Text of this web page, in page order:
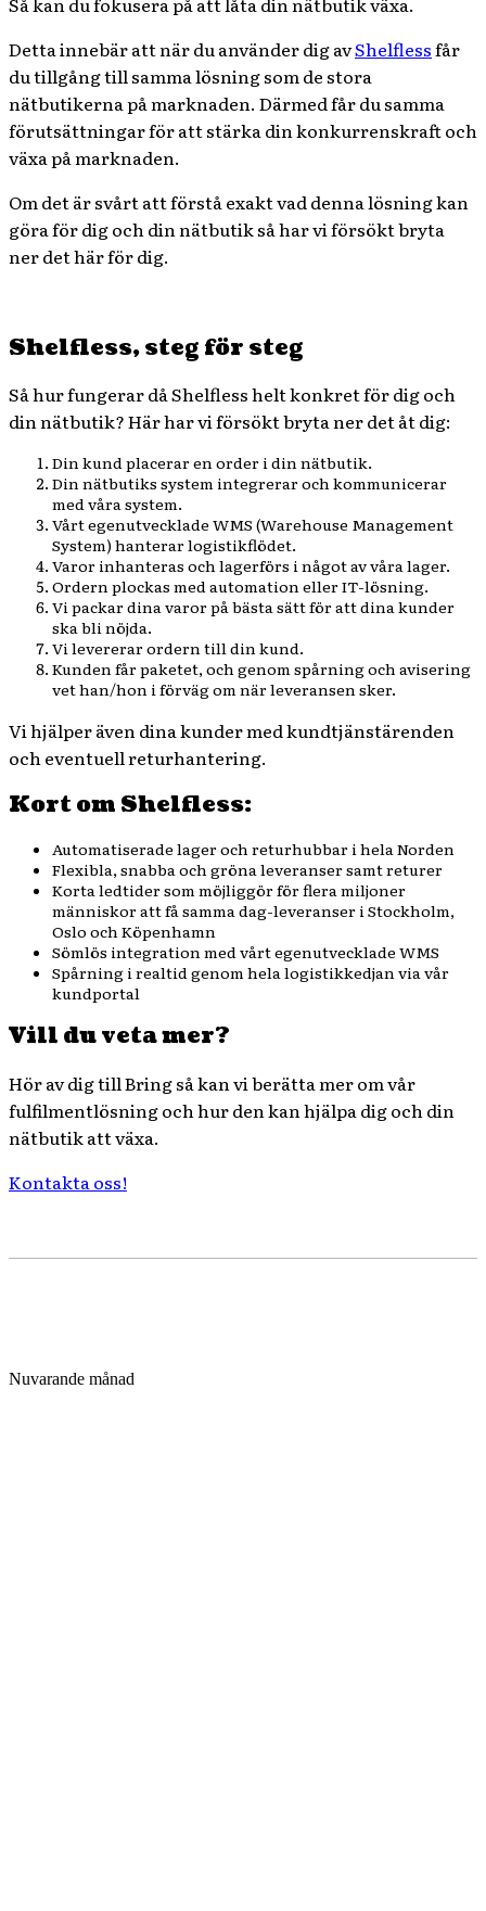
Detta innebär att när du använder dig avShelflessfår
du tillgång till samma lösning som de stora
nätbutikerna på marknaden. Därmed får du samma
förutsättningar för att stärka din konkurrenskraft och
växa på marknaden.
Om det är svårt att förstå exakt vad denna lösning kan
göra för dig och din nätbutik så har vi försökt bryta
ner det här för dig.
Shelfless, steg för steg
Så hur fungerar då Shelfless helt konkret för dig och
din nätbutik? Här har vi försökt bryta ner det åt dig:
Din kund placerar en order i din nätbutik.
Din nätbutiks system integrerar och kommunicerar
med våra system.
Vårt egenutvecklade WMS (Warehouse Management
System) hanterar logistikflödet.
Varor inhanteras och lagerförs i något av våra lager.
Ordern plockas med automation eller IT-lösning.
Vi packar dina varor på bästa sätt för att dina kunder
ska bli nöjda.
Vi levererar ordern till din kund.
Kunden får paketet, och genom spårning och avisering
vet han/hon i förväg om när leveransen sker.
Vi hjälper även dina kunder med kundtjänstärenden
och eventuell returhantering.
Kort om Shelfless:
Automatiserade lager och returhubbar i hela Norden
Flexibla, snabba och gröna leveranser samt returer
Korta ledtider som möjliggör för flera miljoner
människor att få samma dag-leveranser i Stockholm,
Oslo och Köpenhamn
Sömlös integration med vårt egenutvecklade WMS
Spårning i realtid genom hela logistikkedjan via vår
kundportal
Vill du veta mer?
Hör av dig till Bring så kan vi berätta mer om vår
fulfilmentlösning och hur den kan hjälpa dig och din
nätbutik att växa.
Kontakta oss!
Nuvarande månad